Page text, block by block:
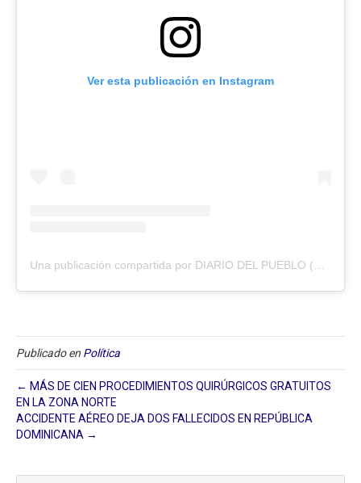
Ver esta publicación en Instagram
Publicado en Política
← MÁS DE CIEN PROCEDIMIENTOS QUIRÚRGICOS GRATUITOS
EN LA ZONA NORTE
ACCIDENTE AÉREO DEJA DOS FALLECIDOS EN REPÚBLICA
DOMINICANA →